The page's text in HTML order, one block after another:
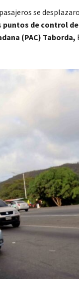
se
puntos de control de
(PAC) Taborda,